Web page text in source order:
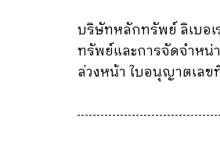
บริษัทหลักทรัพย์ ลิเบอ
ทรัพย์และการจัดจำห
ล่วงหน้า ใบอนุญาตเลข